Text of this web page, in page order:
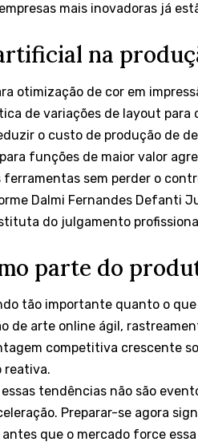
mais inovadoras já
na
otimização de cor em
de variações de layout para
o custo de produção de
funções de maior valor
ferramentas sem perder o
Dalmi Fernandes Defanti
do julgamento
parte do
tão importante quanto o que
de arte online ágil,
competitiva crescente
reativa.
tendências não são
Preparar-se agora
que o mercado force